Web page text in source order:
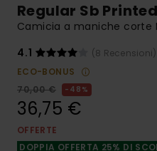
Regular Sb Printed
Camicia a maniche corte
4.1
(8 Recensioni)
ECO-BONUS
70,00 €
48%
36,75 €
OFFERTE
DOPPIA OFFERTA 25% DI